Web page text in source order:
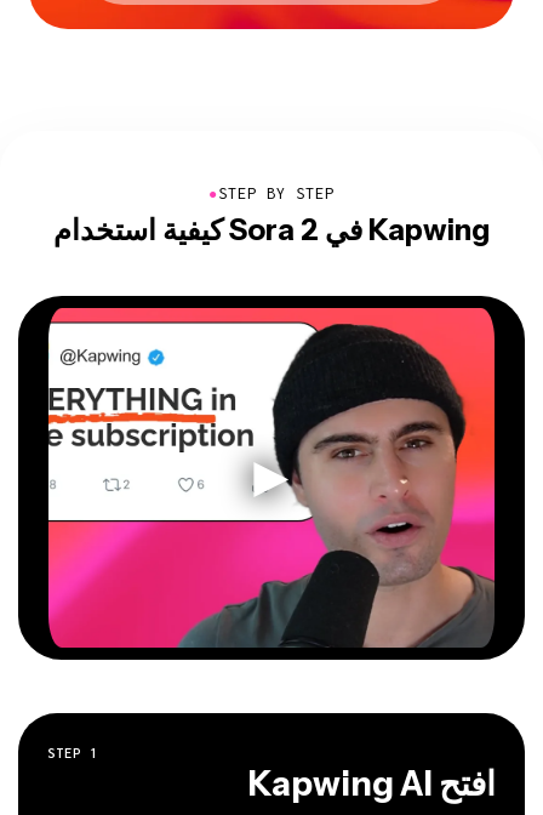
●STEP BY STEP
كيفية استخدام Sora 2 في Kapwing
STEP 1
افتح Kapwing AI